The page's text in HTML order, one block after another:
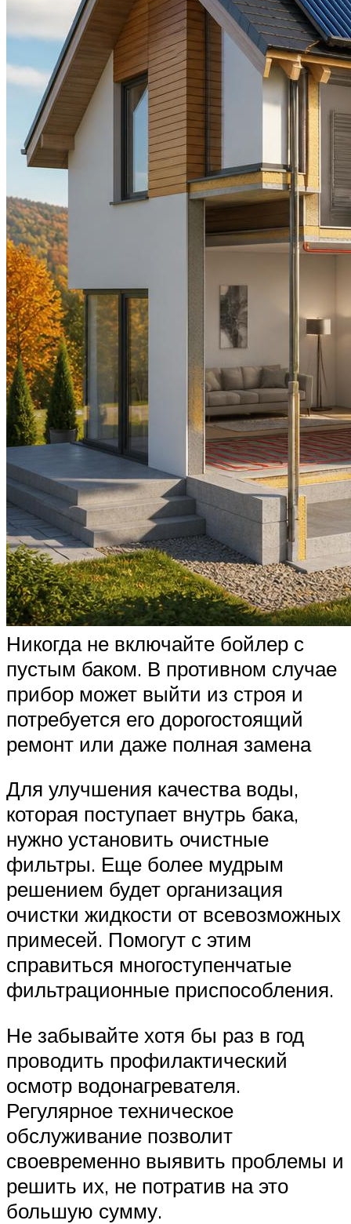
Никогда не включайте бойлер с
пустым баком. В противном случае
прибор может выйти из строя и
потребуется его дорогостоящий
ремонт или даже полная замена
Для улучшения качества воды,
которая поступает внутрь бака,
нужно установить очистные
фильтры. Еще более мудрым
решением будет организация
очистки жидкости от всевозможных
примесей. Помогут с этим
справиться многоступенчатые
фильтрационные приспособления.
Не забывайте хотя бы раз в год
проводить профилактический
осмотр водонагревателя.
Регулярное техническое
обслуживание позволит
своевременно выявить проблемы и
решить их, не потратив на это
большую сумму.